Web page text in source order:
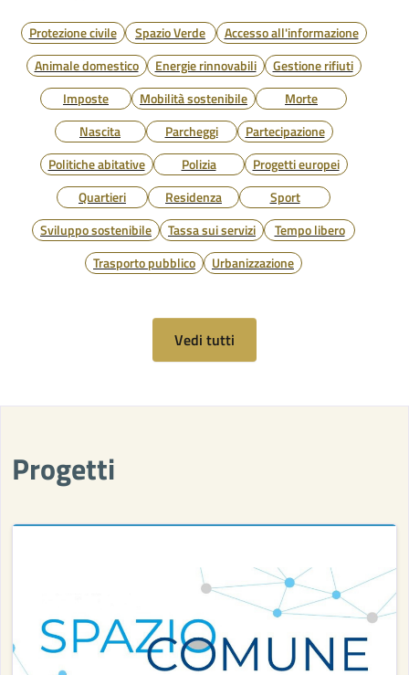
Protezione civile
Spazio Verde
Accesso all'informazione
Animale domestico
Energie rinnovabili
Gestione rifiuti
Imposte
Mobilità sostenibile
Morte
Nascita
Parcheggi
Partecipazione
Politiche abitative
Polizia
Progetti europei
Quartieri
Residenza
Sport
Sviluppo sostenibile
Tassa sui servizi
Tempo libero
Trasporto pubblico
Urbanizzazione
Vedi tutti
Progetti